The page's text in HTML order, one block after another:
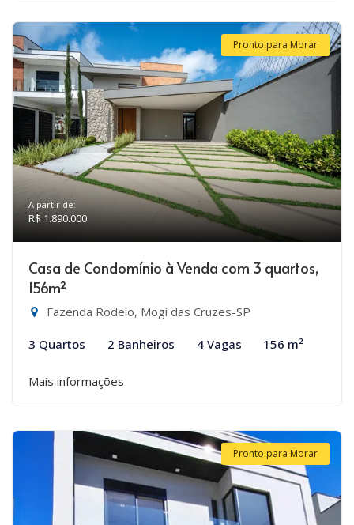
Pronto para Morar
A partir de:
R$ 1.890.000
Casa de Condomínio à Venda com 3 quartos,
156m²
Fazenda Rodeio, Mogi das Cruzes-SP
3 Quartos 2 Banheiros 4 Vagas 156 m²
Mais informações
Pronto para Morar